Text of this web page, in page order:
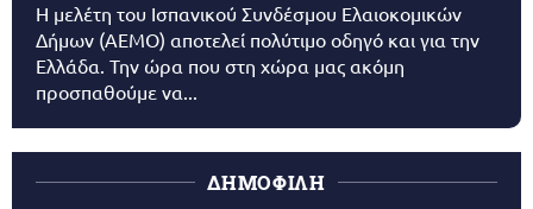
Η μελέτη του Ισπανικού Συνδέσμου Ελαιοκομικών
Δήμων (AEMO) αποτελεί πολύτιμο οδηγό και για την
Ελλάδα. Την ώρα που στη χώρα μας ακόμη
προσπαθούμε να...
ΔΗΜΟΦΙΛΗ